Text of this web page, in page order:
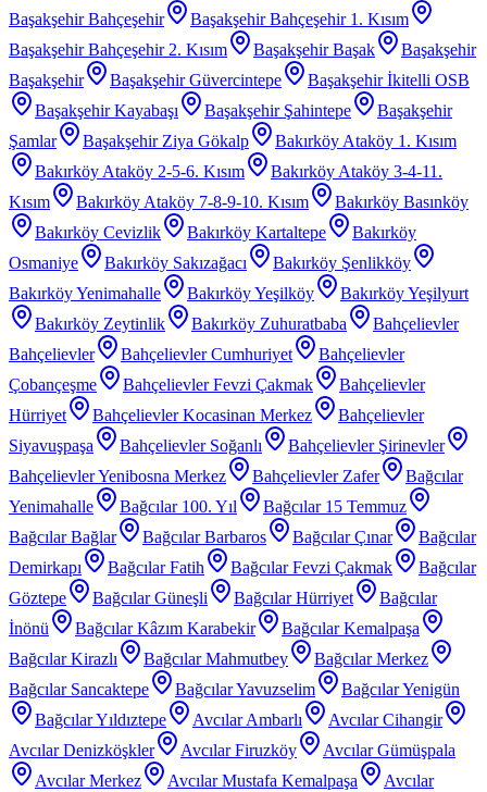
Başakşehir Bahçeşehir
Başakşehir Bahçeşehir 1. Kısım
Başakşehir Bahçeşehir 2. Kısım
Başakşehir Başak
Başakşehir
Başakşehir
Başakşehir Güvercintepe
Başakşehir İkitelli OSB
Başakşehir Kayabaşı
Başakşehir Şahintepe
Başakşehir
Şamlar
Başakşehir Ziya Gökalp
Bakırköy Ataköy 1. Kısım
Bakırköy Ataköy 2-5-6. Kısım
Bakırköy Ataköy 3-4-11.
Kısım
Bakırköy Ataköy 7-8-9-10. Kısım
Bakırköy Basınköy
Bakırköy Cevizlik
Bakırköy Kartaltepe
Bakırköy
Osmaniye
Bakırköy Sakızağacı
Bakırköy Şenlikköy
Bakırköy Yenimahalle
Bakırköy Yeşilköy
Bakırköy Yeşilyurt
Bakırköy Zeytinlik
Bakırköy Zuhuratbaba
Bahçelievler
Bahçelievler
Bahçelievler Cumhuriyet
Bahçelievler
Çobançeşme
Bahçelievler Fevzi Çakmak
Bahçelievler
Hürriyet
Bahçelievler Kocasinan Merkez
Bahçelievler
Siyavuşpaşa
Bahçelievler Soğanlı
Bahçelievler Şirinevler
Bahçelievler Yenibosna Merkez
Bahçelievler Zafer
Bağcılar
Yenimahalle
Bağcılar 100. Yıl
Bağcılar 15 Temmuz
Bağcılar Bağlar
Bağcılar Barbaros Bağcılar Çınar
Bağcılar
Demirkapı
Bağcılar Fatih Bağcılar Fevzi Çakmak
Bağcılar
Göztepe
Bağcılar Güneşli Bağcılar Hürriyet
Bağcılar
İnönü
Bağcılar Kâzım Karabekir
Bağcılar Kemalpaşa
Bağcılar Kirazlı
Bağcılar Mahmutbey
Bağcılar Merkez
Bağcılar Sancaktepe
Bağcılar Yavuzselim
Bağcılar Yenigün
Bağcılar Yıldıztepe
Avcılar Ambarlı
Avcılar Cihangir
Avcılar Denizköşkler
Avcılar Firuzköy
Avcılar Gümüşpala
Avcılar Merkez
Avcılar Mustafa Kemalpaşa Avcılar